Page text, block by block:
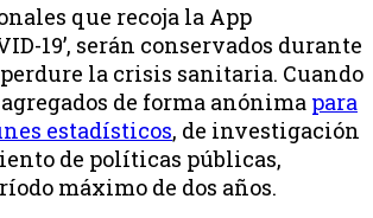
que recoja la App
19’, serán conservados durante
la crisis sanitaria. Cuando
de forma anónima para
estadísticos, de investigación
de políticas públicas,
máximo de dos años.